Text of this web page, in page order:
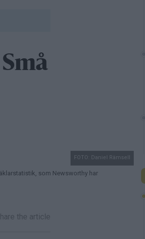
FOTO: Daniel Rämsell
som Newsworthy har
the article